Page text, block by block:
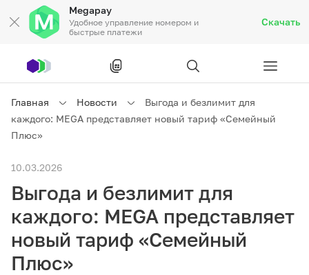
Megapay
Удобное управление номером и
быстрые платежи
Скачать
Частным клиентам
Частным клиентам
Связь
Тарифы Акции Роуминг
Главная Новости
Выгода и безлимит для
каждого: MEGA представляет новый тариф «Семейный
Плюс»
10.03.2026
Выгода и безлимит для
каждого: MEGA представляет
новый тариф «Семейный
Плюс»